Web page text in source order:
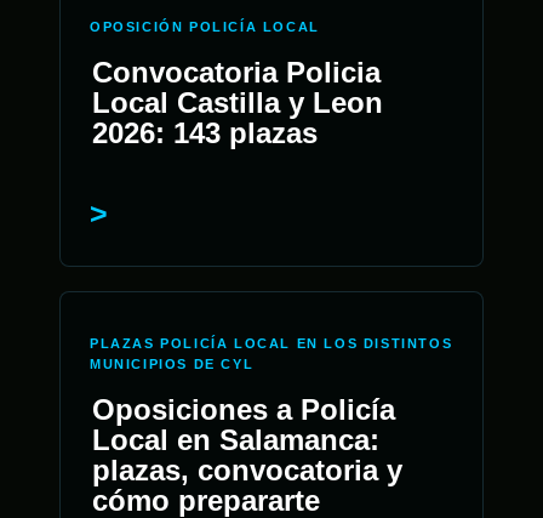
OPOSICIÓN POLICÍA LOCAL
Convocatoria Policia
Local Castilla y Leon
2026: 143 plazas
PLAZAS POLICÍA LOCAL EN LOS DISTINTOS
MUNICIPIOS DE CYL
Oposiciones a Policía
Local en Salamanca:
plazas, convocatoria y
cómo prepararte